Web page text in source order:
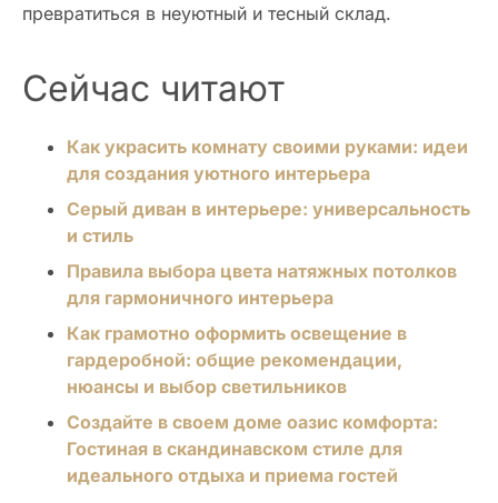
превратиться в неуютный и тесный склад.
Сейчас читают
Как украсить комнату своими руками: идеи
для создания уютного интерьера
Серый диван в интерьере: универсальность
и стиль
Правила выбора цвета натяжных потолков
для гармоничного интерьера
Как грамотно оформить освещение в
гардеробной: общие рекомендации,
нюансы и выбор светильников
Создайте в своем доме оазис комфорта:
Гостиная в скандинавском стиле для
идеального отдыха и приема гостей